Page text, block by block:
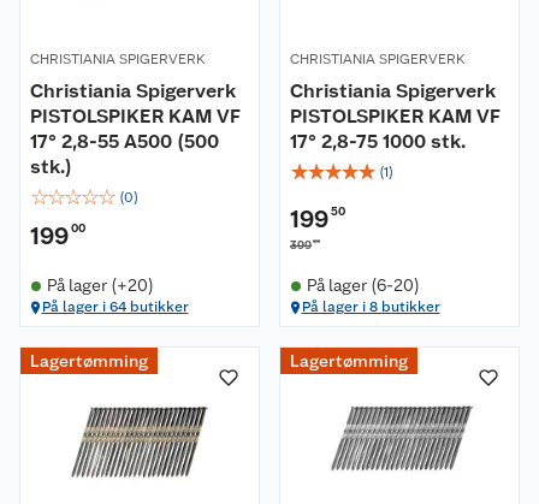
CHRISTIANIA SPIGERVERK
Christiania Spigerverk
PISTOLSPIKER KAM VF
17° 2,8-55 A500 (500
stk.)
☆☆☆☆☆ (0)
19900
På lager (+20)
På lager i 64 butikker
CHRISTIANIA SPIGERVERK
Christiania Spigerverk
PISTOLSPIKER KAM VF
17° 2,8-75 1000 stk.
☆☆☆☆☆ (1)
19950
39900
På lager (6-20)
På lager i 8 butikker
Lagertømming Lagertømming